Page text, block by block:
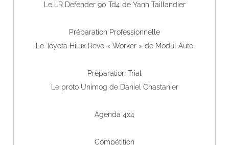
Le LR Defender 90 Td4 de Yann Taillandier
Préparation Professionnelle
Le Toyota Hilux Revo « Worker » de Modul Auto
Préparation Trial
Le proto Unimog de Daniel Chastanier
Agenda 4x4
Compétition